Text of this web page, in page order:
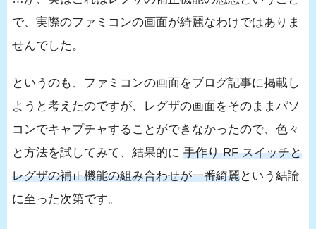
で、実際のファミコンの画面が綺麗なわけではありま
せんでした。
というのも、ファミコンの画面をブログ記事に掲載し
ようと考えたのですが、レグザの画面をそのままパソ
コンでキャプチャすることができなかったので、色々
と方法を試してみて、結果的に 手作り RF スイッチと
レグザの補正機能の組み合わせが一番綺麗という結論
に至った次第です。